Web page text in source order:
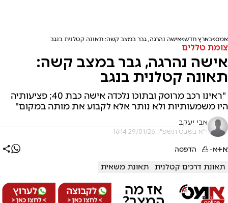
אמס בארץ חדש אישה נהרגה, גבר במצב קשה: תאונה קטלנית בנגב
צומת טללים
אישה נהרגה, גבר במצב קשה:
תאונה קטלנית בנגב
"ראינו רכב מרוסק ובתוכו נלכדה אישה כבת 40; פציעותיה
היו משמעותיות ולא נותר אלא לקבוע את מותה במקום"
אבי יעקב
י"א בשבט תשפ"ו, 29/01/26 16:14
א+א- הדפסה
תאונת דרכים קטלנית תאונת משאית